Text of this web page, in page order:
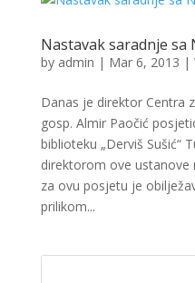
Nastavak saradnje sa
by admin | Mar 6, 2013 |
Danas je direktor Centra
gosp. Almir Paočić
biblioteku „Derviš Sušić“
direktorom ove ustanove
za ovu posjetu je
prilikom...